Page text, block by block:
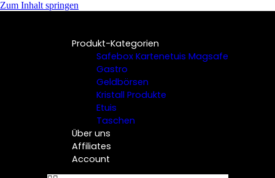
Zum Inhalt springen
Produkt-Kategorien
Safebox Kartenetuis Magsafe
Gastro
Geldbörsen
Kristall Produkte
Etuis
Taschen
Über uns
Affiliates
Account